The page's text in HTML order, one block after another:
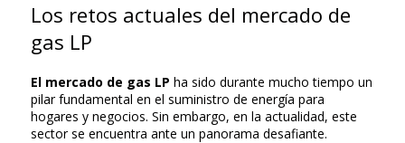
Los retos actuales del mercado de
gas LP
El mercado de gas LP ha sido durante mucho tiempo un
pilar fundamental en el suministro de energía para
hogares y negocios. Sin embargo, en la actualidad, este
sector se encuentra ante un panorama desafiante.